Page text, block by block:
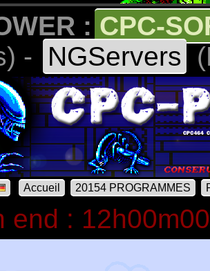
: CPC-
-
NGServers
Accueil 20154 PROGRAMMES
end :